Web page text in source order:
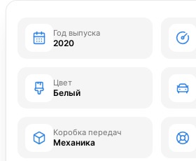
Год выпуска
2020
Цвет
Белый
Коробка передач
Механика